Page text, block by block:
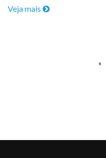
Veja mais
«